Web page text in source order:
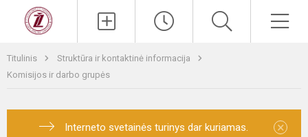
Titulinis
Struktūra ir kontaktinė informacija
Komisijos ir darbo grupės
Interneto svetainės turinys dar kuriamas. ×